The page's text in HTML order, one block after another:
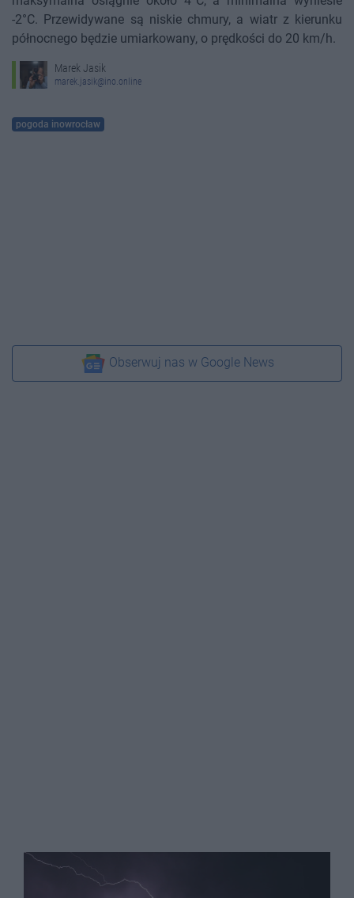
-2°C. Przewidywane są niskie chmury, a wiatr z kierunku
północnego będzie umiarkowany, o prędkości do 20 km/h.
Marek Jasik
marek.jasik@ino.online
pogoda inowrocław
Obserwuj nas w Google News